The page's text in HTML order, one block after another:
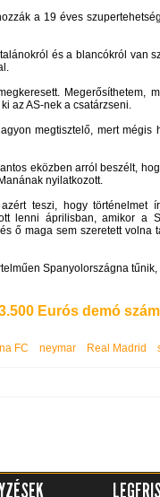
a 19 éves
és a blancókról van
Megerősíthetem,
az AS-nek a csatárzseni.
megtisztelő, mert
eközben arról beszélt,
nyilatkozott.
teszi, hogy
lenni áprilisban, amikor a
ő maga sem szeretett volna
Spanyolországna
Eurós demó
FC neymar Real Madrid